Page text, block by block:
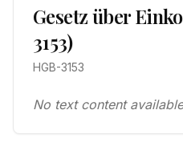
Gesetz über
3153)
HGB-3153
No text content